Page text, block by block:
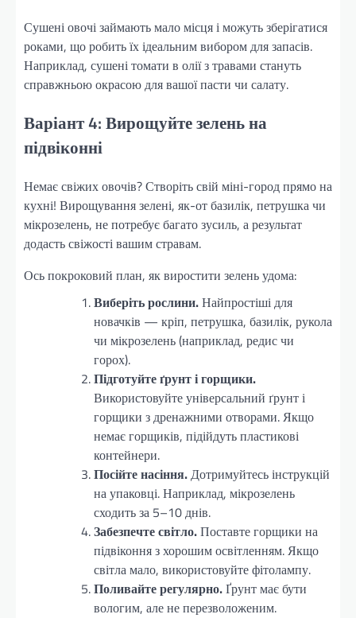
Сушені овочі займають мало місця і можуть зберігатися
роками, що робить їх ідеальним вибором для запасів.
Наприклад, сушені томати в олії з травами стануть
справжньою окрасою для вашої пасти чи салату.
Варіант 4: Вирощуйте зелень на
підвіконні
Немає свіжих овочів? Створіть свій міні-город прямо на
кухні! Вирощування зелені, як-от базилік, петрушка чи
мікрозелень, не потребує багато зусиль, а результат
додасть свіжості вашим стравам.
Ось покроковий план, як виростити зелень удома:
Виберіть рослини.Найпростіші для
новачків — кріп, петрушка, базилік, рукола
чи мікрозелень (наприклад, редис чи
горох).
Підготуйте ґрунт і горщики.
Використовуйте універсальний ґрунт і
горщики з дренажними отворами. Якщо
немає горщиків, підійдуть пластикові
контейнери.
Посійте насіння.Дотримуйтесь інструкцій
на упаковці. Наприклад, мікрозелень
сходить за 5–10 днів.
Забезпечте світло.Поставте горщики на
підвіконня з хорошим освітленням. Якщо
світла мало, використовуйте фітолампу.
Поливайте регулярно.Ґрунт має бути
вологим, але не перезволоженим.